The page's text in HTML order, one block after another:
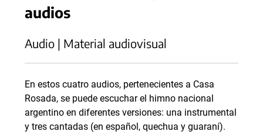
audios
Audio | Material audiovisual
En estos cuatro audios, pertenecientes a Casa
Rosada, se puede escuchar el himno nacional
argentino en diferentes versiones: una instrumental
y tres cantadas (en español, quechua y guaraní).